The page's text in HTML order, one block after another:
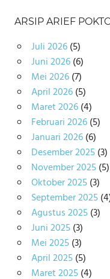
ARSIP ARIEF
Juli 2026(5)
Juni 2026(6)
Mei 2026(7)
April 2026(5)
Maret 2026(4)
Februari 2026(5)
Januari 2026(6)
Desember 2025(3)
November 2025(5)
Oktober 2025(3)
September 2025
Agustus 2025(3)
Juni 2025(3)
Mei 2025(3)
April 2025(5)
Maret 2025(4)